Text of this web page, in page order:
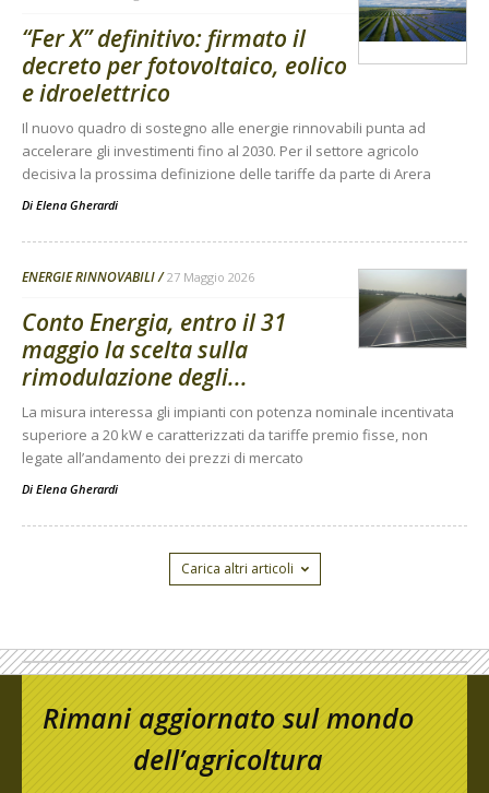
“Fer X” definitivo: firmato il
decreto per fotovoltaico, eolico
e idroelettrico
Il nuovo quadro di sostegno alle energie rinnovabili punta ad
accelerare gli investimenti fino al 2030. Per il settore agricolo
decisiva la prossima definizione delle tariffe da parte di Arera
Di Elena Gherardi
ENERGIE RINNOVABILI 27 Maggio 2026
Conto Energia, entro il 31
maggio la scelta sulla
rimodulazione degli...
La misura interessa gli impianti con potenza nominale incentivata
superiore a 20 kW e caratterizzati da tariffe premio fisse, non
legate all’andamento dei prezzi di mercato
Di Elena Gherardi
Carica altri articoli
Rimani aggiornato sul mondo
dell’agricoltura